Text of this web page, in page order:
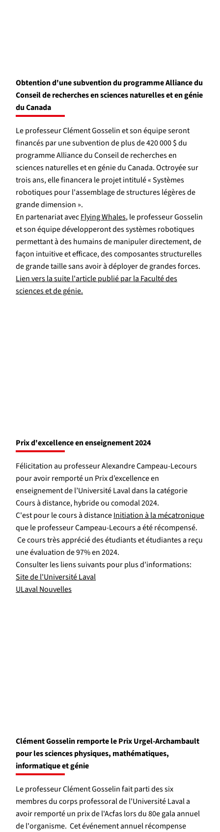
Obtention d'une subvention du programme Alliance du
Conseil de recherches en sciences naturelles et en génie
du Canada
Le professeur Clément Gosselin et son équipe seront
financés par une subvention de plus de 420 000 $ du
programme Alliance du Conseil de recherches en
sciences naturelles et en génie du Canada. Octroyée sur
trois ans, elle financera le projet intitulé « Systèmes
robotiques pour l'assemblage de structures légères de
grande dimension ».
En partenariat avecFlying Whales, le professeur Gosselin
et son équipe développeront des systèmes robotiques
permettant à des humains de manipuler directement, de
façon intuitive et efficace, des composantes structurelles
de grande taille sans avoir à déployer de grandes forces.
Lien vers la suite l'article publié par la Faculté des
sciences et de génie.
Prix d'excellence en enseignement 2024
Félicitation au professeur Alexandre Campeau-Lecours
pour avoir remporté un Prix d’excellence en
enseignement de l’Université Laval dans la catégorie
Cours à distance, hybride ou comodal 2024.
C'est pour le cours à distanceInitiation à la mécatronique
que le professeur Campeau-Lecours a été récompensé.
Ce cours très apprécié des étudiants et étudiantes a reçu
une évaluation de 97% en 2024.
Consulter les liens suivants pour plus d'informations:
Site de l'Université Laval
ULaval Nouvelles
Clément Gosselin remporte le Prix Urgel-Archambault
pour les sciences physiques, mathématiques,
informatique et génie
Le professeur Clément Gosselin fait parti des six
membres du corps professoral de l'Université Laval a
avoir remporté un prix de l'Acfas lors du 80e gala annuel
de l'organisme. Cet événement annuel récompense